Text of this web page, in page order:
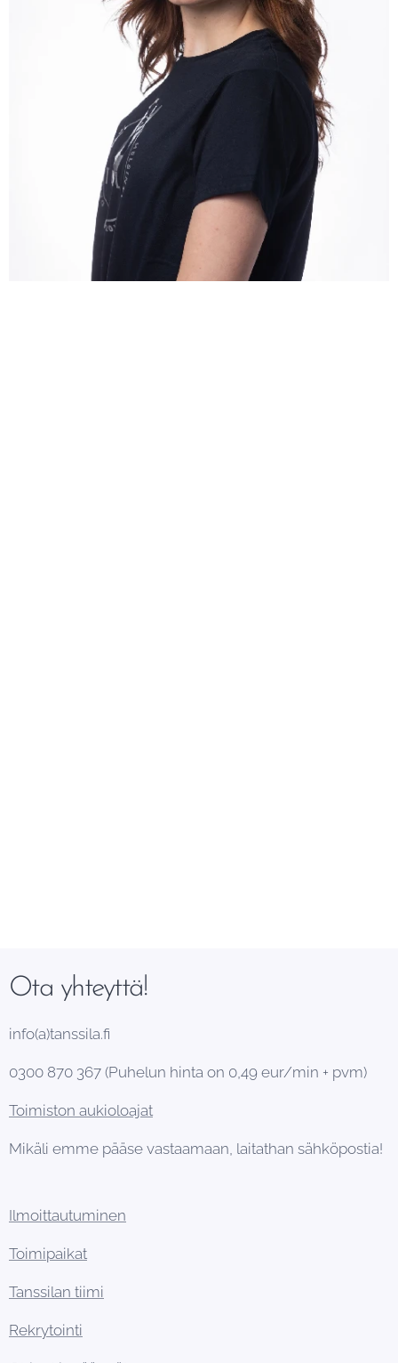
Ota yhteyttä!
info(a)tanssila.fi
0300 870 367 (Puhelun hinta on 0,49 eur/min + pvm)
Toimiston aukioloajat
Mikäli emme pääse vastaamaan, laitathan sähköpostia!
Ilmoittautuminen
Toimipaikat
Tanssilan tiimi
Rekrytointi